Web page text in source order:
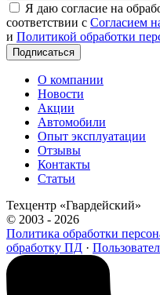
Я даю согласие на
соответствии с Согласием
и Политикой обработки
Подписаться
О компании
Новости
Акции
Автомобили
Опыт эксплуатации
Отзывы
Контакты
Статьи
Техцентр «Гвардейский»
© 2003 - 2026
Политика обработки
обработку ПД ·